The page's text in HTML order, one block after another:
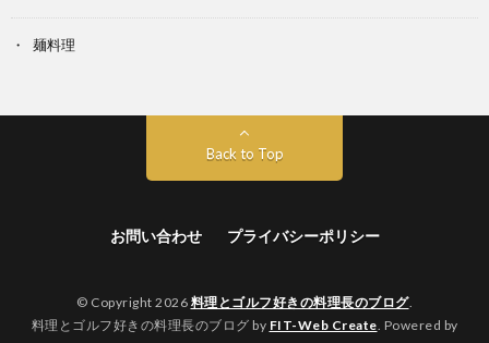
麺料理
Back to Top
お問い合わせ プライバシーポリシー
© Copyright 2026 料理とゴルフ好きの料理長のブログ.
料理とゴルフ好きの料理長のブログ by FIT-Web Create. Powered by